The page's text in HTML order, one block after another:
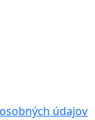
údajov